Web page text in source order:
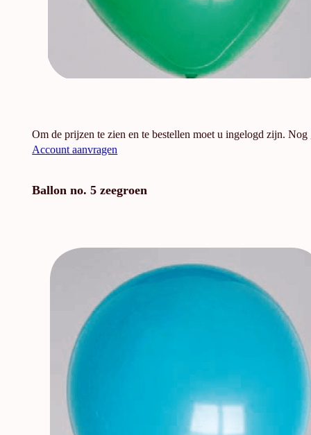
Om de prijzen te zien en te bestellen moet u ingelogd zijn. Nog
Account aanvragen
Ballon no. 5 zeegroen